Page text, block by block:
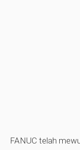
FANUC telah